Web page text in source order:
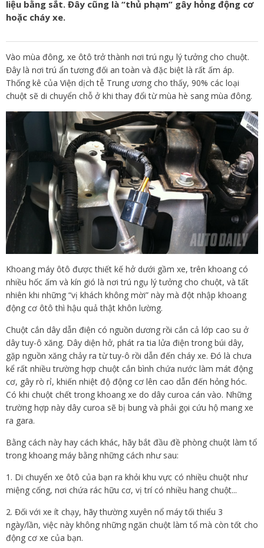
liệu bằng sắt. Đây cũng là “thủ phạm” gây hỏng động cơ
hoặc cháy xe.
Vào mùa đông, xe ôtô trở thành nơi trú ngụ lý tưởng cho chuột.
Đây là nơi trú ẩn tương đối an toàn và đặc biệt là rất ấm áp.
Thống kê của Viện dịch tễ Trung ương cho thấy, 90% các loại
chuột sẽ di chuyển chỗ ở khi thay đổi từ mùa hè sang mùa đông.
Khoang máy ôtô được thiết kế hở dưới gầm xe, trên khoang có
nhiều hốc ấm và kín gió là nơi trú ngụ lý tưởng cho chuột, và tất
nhiên khi những “vị khách không mời” này mà đột nhập khoang
động cơ ôtô thì hậu quả thật khôn lường.
Chuột cắn dây dẫn điện có nguồn dương rồi cắn cả lớp cao su ở
dây tuy-ô xăng. Dây diện hở, phát ra tia lửa điện trong búi dây,
gặp nguồn xăng chảy ra từ tuy-ô rồi dẫn đến cháy xe. Đó là chưa
kể rất nhiều trường hợp chuột cắn bình chứa nước làm mát động
cơ, gây rò rỉ, khiến nhiệt độ động cơ lên cao dẫn đến hỏng hóc.
Có khi chuột chết trong khoang xe do dây curoa cán vào. Những
trường hợp này dây curoa sẽ bị bung và phải gọi cứu hộ mang xe
ra gara.
Bằng cách này hay cách khác, hãy bắt đầu đề phòng chuột làm tổ
trong khoang máy bằng những cách như sau:
1. Di chuyển xe ôtô của bạn ra khỏi khu vực có nhiều chuột như
miệng cống, nơi chứa rác hữu cơ, vị trí có nhiều hang chuột...
2. Đối với xe ít chạy, hãy thường xuyên nổ máy tối thiểu 3
ngày/lần, việc này không những ngăn chuột làm tổ mà còn tốt cho
động cơ xe của bạn.